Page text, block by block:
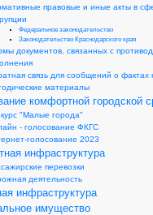
правовые и иные акты в
Федеральное законодательство
Законодательство Краснодарского края
документов, связанных с
связь для сообщений о фактах
материалы
комфортной городской
"Малые города"
- голосование ФКГС
голосование 2023
инфраструктура
перевозки
деятельность
инфраструктура
имущество